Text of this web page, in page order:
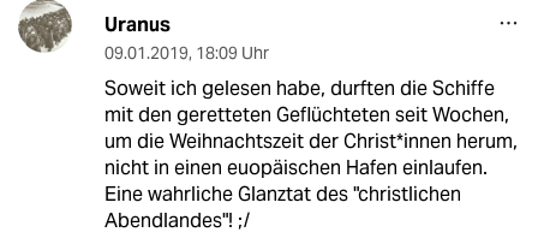
Uranus
09.01.2019, 18:09 Uhr
Soweit ich gelesen habe, durften die Schiffe
mit den geretteten Geflüchteten seit Wochen,
um die Weihnachtszeit der Christ*innen herum,
nicht in einen euopäischen Hafen einlaufen.
Eine wahrliche Glanztat des "christlichen
Abendlandes"! ;/